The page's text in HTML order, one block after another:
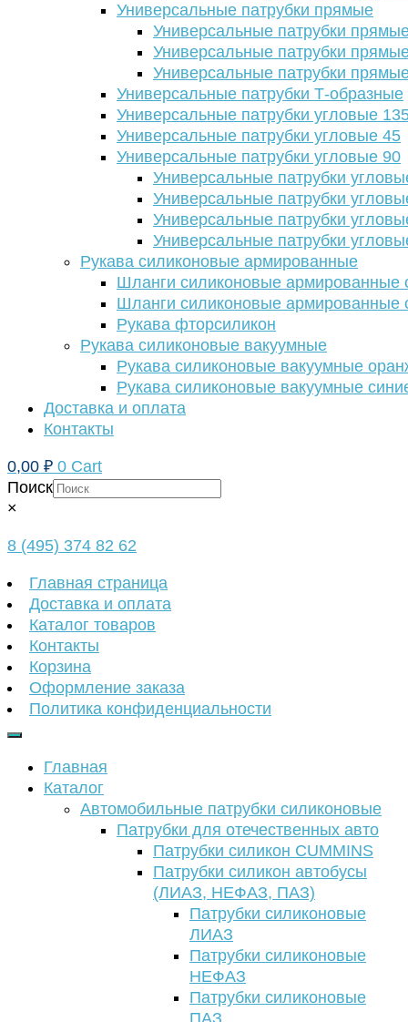
Универсальные патрубки прямые
Универсальные патрубки
Универсальные патрубки
Универсальные патрубки
Универсальные патрубки Т-образные
Универсальные патрубки угловые
Универсальные патрубки угловые 45
Универсальные патрубки угловые 90
Универсальные патрубки
Универсальные патрубки
Универсальные патрубки
Универсальные патрубки
Рукава силиконовые армированные
Шланги силиконовые армированные
Шланги силиконовые армированные
Рукава фторсиликон
Рукава силиконовые вакуумные
Рукава силиконовые вакуумные
Рукава силиконовые вакуумные
Доставка и оплата
Контакты
0,00 ₽ 0 Cart
Поиск
×
8 (495) 374 82 62
Главная страница
Доставка и оплата
Каталог товаров
Контакты
Корзина
Оформление заказа
Политика конфиденциальности
Главная
Каталог
Автомобильные патрубки силиконовые
Патрубки для отечественных авто
Патрубки силикон CUMMINS
Патрубки силикон автобусы
(ЛИАЗ, НЕФАЗ, ПАЗ)
Патрубки силиконовые
ЛИАЗ
Патрубки силиконовые
НЕФАЗ
Патрубки силиконовые
ПАЗ